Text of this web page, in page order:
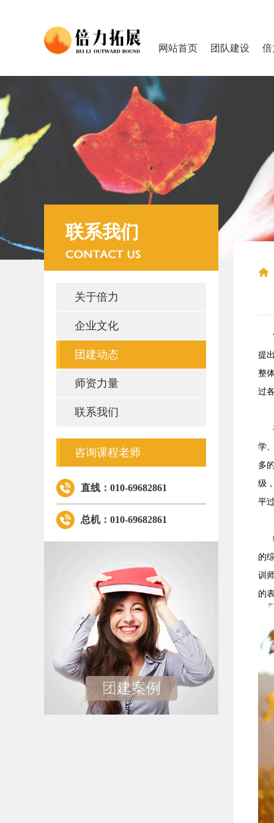
网站首页 团队建设 倍
联系我们
关于倍力
企业文化
团建动态
师资力量
联系我们
咨询课程老师
直线：010-69682861
总机：010-69682861
团建案例
“
提
整
过
在
学
多
级
平
综
的
训
的